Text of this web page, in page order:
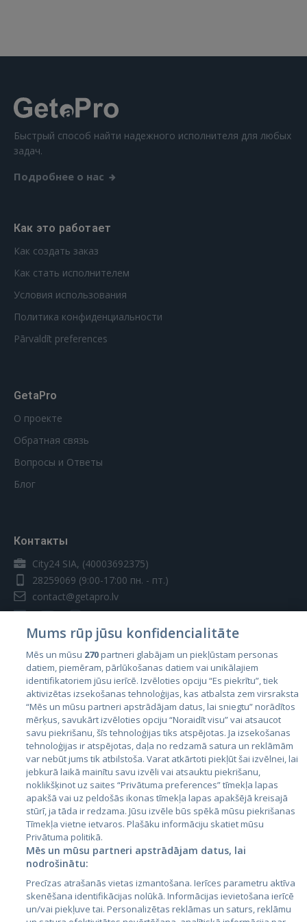
Быстрый способ найти надежного исполнителя для любых
задач.
Подробнее о нас
Как это работает
Как создать заказ
Как стать исполнителем
Условия использования
Политика конфиденциальности
Pārvaldīt preferences
GetaPro
О проекте
Обратная связь
Вопросы и Ответы
Блог
Контакты
City24 SIA, (40003692375)
28259069 (9:00-17:00 пн. - пт.)
contact@getapro.lv
Страны
Эстония
Латвия
Литва
City24.lv
City24.ee
GetaPro.lv
Kainos.lt
Paslaugos.lt
Mums rūp jūsu konfidencialitāte
Mēs un mūsu 270partneri glabājam un piekļūstam personas
datiem, piemēram, pārlūkošanas datiem vai unikālajiem
identifikatoriem jūsu ierīcē. Izvēloties opciju “Es piekrītu”, tiek
aktivizētas izsekošanas tehnoloģijas, kas atbalsta zem virsraksta
“Mēs un mūsu partneri apstrādājam datus, lai sniegtu” norādītos
mērķus, savukārt izvēloties opciju “Noraidīt visu” vai atsaucot
savu piekrišanu, šīs tehnoloģijas tiks atspējotas. Ja izsekošanas
tehnoloģijas ir atspējotas, daļa no redzamā satura un reklāmām
var nebūt jums tik atbilstoša. Varat atkārtoti piekļūt šai izvēlnei, lai
jebkurā laikā mainītu savu izvēli vai atsauktu piekrišanu,
noklikšķinot uz saites “Privātuma preferences” tīmekļa lapas
apakšā vai uz peldošās ikonas tīmekļa lapas apakšējā kreisajā
stūrī, ja tāda ir redzama. Jūsu izvēle būs spēkā mūsu piekrišanas
Tīmekļa vietne ietvaros. Plašāku informāciju skatiet mūsu
Privātuma politikā.
Mēs un mūsu partneri apstrādājam datus, lai
nodrošinātu:
Precīzas atrašanās vietas izmantošana. Ierīces parametru aktīva
skenēšana identifikācijas nolūkā. Informācijas ievietošana ierīcē
un/vai piekļuve tai. Personalizētas reklāmas un saturs, reklāmu